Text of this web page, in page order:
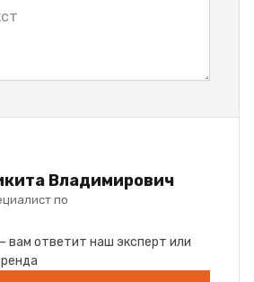
Владимирович
по
вам ответит наш эксперт или